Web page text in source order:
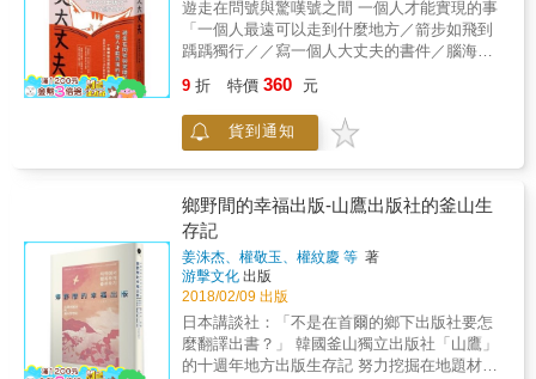
們，是以怎樣的姿態繼續經營著這個事業？ 本
書作者石橋毅史曾在出版社任職、而後擔任新
聞記者，憑藉著對紙本書的熱愛，及對書籍從
業人員背後執著熱情的好奇，在成為自由作家
之後，遍訪日本數個知名的特色書店、連鎖書
店、二手書店，專訪書店從業人員的工作心
得，試圖從中分析「書」和「書店」在今後的
的意義究竟為何？ &
自戮力地書寫與傳播的歷程，抑或轉化。企望
藉此，讓讀者們能更深入地理解他們，那一顆
顆獨特的心靈。 ＊誰需要這本書？ ●對文字、
音樂、影像、藝術充滿熱情的新手創作者。 讓
走來的自我砥礪。 ●如果你已經是個創作者，
相信你也正持續摸索創作方向、思索自身創作
的意義，並且獨自面對各種困境與挑戰。別擔
試、探索、積累，你想知道他們是如何一路成
長的嗎？經過一個又一個的十年，他們的初衷
與爆發、他們的妥協與低谷，是什麼力量讓他
們如此執著、堅持下來？ 2.吃飽很重要！創作
者們如何活下來，並且兼顧創作與生活？ 面對
創作環境的轉變，他們的對策？ ●給編輯、發
行人、藝術行政、和所有與創作者共同前進的
相關工作者：你該如何理解，甚至幫助你的
遊走在問號與驚嘆號之間 一個人才能實現的事
「一個人最遠可以走到什麼地方／箭步如飛到
踽踽獨行／／寫一個人大丈夫的書件／腦海浮
如此不可預測／寂靜的浪蓋過頭頂／側著臉，
吸吐空氣／好像什麼地方都沒有抵達／只是不
斷折返自己的心」&mdash;&mdash;何景窗
立於穩固不變的中心位置，另一隻腳會指向什
麼地方、畫出什麼樣的圓？」
&mdash;&mdash;西山雅子（自由編輯人，本
書作者） 終身僱用神話破滅，勞動法規愈見緊
縮，星期一的藍色是最憂鬱的顏色
&hellip;&hellip; 本書從出版不景氣的現狀切
入，捕捉了因應不振而出現的新興商業模式，
也就是一個人做出版與小型書業。編著者將焦
點放在做書的人，也就是一個人的出版社，以
9 折 特價 360 元
貨到通知
鄉野間的幸福出版-山鷹出版社的釜山生
存記
姜洙杰、權敬玉、權紋慶 等 著
游擊文化 出版
2018/02/09 出版
日本講談社：「不是在首爾的鄉下出版社要怎
麼翻譯出書？」 韓國釜山獨立出版社「山鷹」
的十週年地方出版生存記 努力挖掘在地題材、